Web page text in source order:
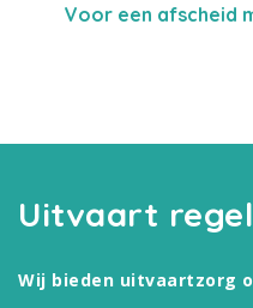
Voor een afscheid
Uitvaart
Wij bieden uitvaartzorg